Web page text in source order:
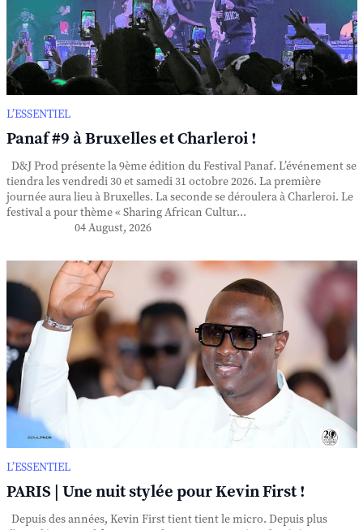
L’ESSENTIEL
Panaf #9 à Bruxelles et Charleroi !
D&J Prod présente la 9ème édition du Festival Panaf. L’événement se
tiendra les vendredi 30 et samedi 31 octobre 2026. La première
journée aura lieu à Bruxelles. La seconde se déroulera à Charleroi. Le
festival a pour thème « Sharing African Cultur...
04 August, 2026
L’ESSENTIEL
PARIS | Une nuit stylée pour Kevin First !
Depuis des années, Kevin First tient tient le micro. Depuis plus